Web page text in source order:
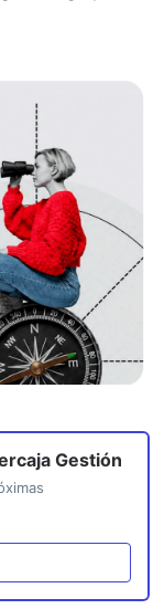
Gestión